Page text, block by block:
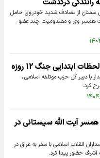
درگذشت
سمنان از تصادف شدید خودروی حامل
همسر وی و مصدومیت چند عضو
ابتدایی جنگ ۱۲ روزه
با دبیر کل حزب موتلفه اسلامی،
آیت الله سیستانی در
انقلاب اسلامی با سفر به عراق در
حضور پیدا کرد.